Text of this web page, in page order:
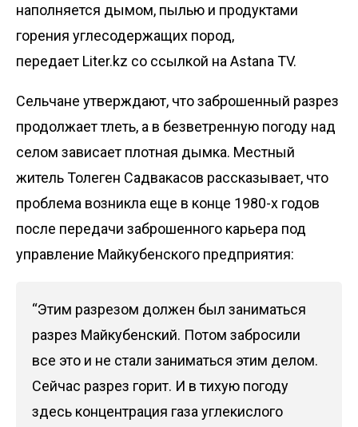
наполняется дымом, пылью и продуктами
горения углесодержащих пород,
передает Liter.kz со ссылкой на Astana TV.
Сельчане утверждают, что заброшенный разрез
продолжает тлеть, а в безветренную погоду над
селом зависает плотная дымка. Местный
житель Толеген Садвакасов рассказывает, что
проблема возникла еще в конце 1980-х годов
после передачи заброшенного карьера под
управление Майкубенского предприятия:
“Этим разрезом должен был заниматься
разрез Майкубенский. Потом забросили
все это и не стали заниматься этим делом.
Сейчас разрез горит. И в тихую погоду
здесь концентрация газа углекислого